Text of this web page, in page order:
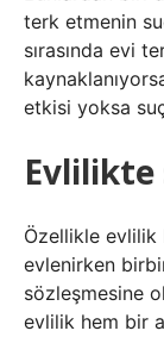
terk etmenin
sırasında evi
etkisi yoksa
Evlilikte
Özellikle evlilik
evlenirken
sözleşmesine
evlilik hem bir